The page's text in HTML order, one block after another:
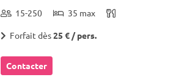
15-250 35 max
Forfait dès25 € / pers.
Contacter